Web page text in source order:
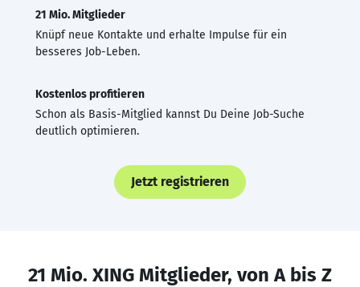
21 Mio. Mitglieder
Knüpf neue Kontakte und erhalte Impulse für ein
besseres Job-Leben.
Kostenlos profitieren
Schon als Basis-Mitglied kannst Du Deine Job-Suche
deutlich optimieren.
Jetzt registrieren
21 Mio. XING Mitglieder, von A bis Z